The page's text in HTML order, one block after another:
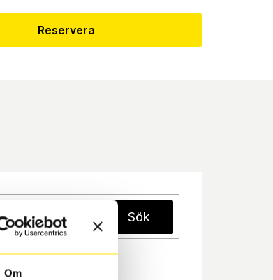
Om
Reservera
Sök